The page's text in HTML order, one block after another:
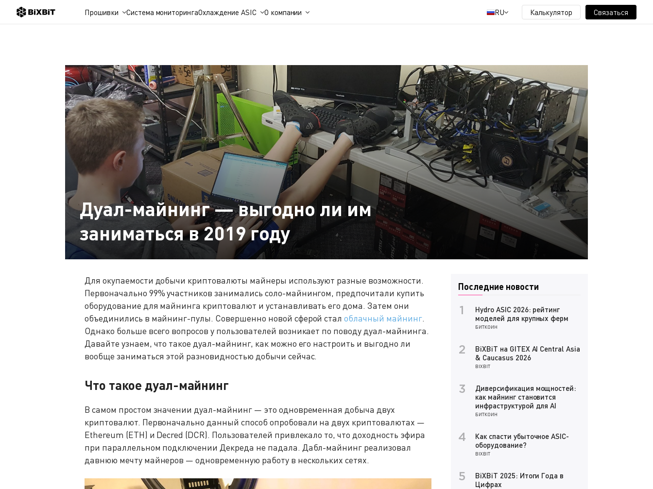
Прошивки Система мониторингаОхлаждение ASIC О компании RU Калькулятор Связаться
Дуал-майнинг — выгодно ли им
заниматься в 2019 году
Для окупаемости добычи криптовалюты майнеры используют разные возможности.
Первоначально 99% участников занимались соло-майнингом, предпочитали купить
оборудование для майнинга криптовалют и устанавливать его дома. Затем они
объединились в майнинг-пулы. Совершенно новой сферой сталоблачный майнинг.
Однако больше всего вопросов у пользователей возникает по поводу дуал-майнинга.
Давайте узнаем, что такое дуал-майнинг, как можно его настроить и выгодно ли
вообще заниматься этой разновидностью добычи сейчас.
Что такое дуал-майнинг
В самом простом значении дуал-майнинг — это одновременная добыча двух
криптовалют. Первоначально данный способ опробовали на двух криптовалютах —
Ethereum (ETH) и Decred (DCR). Пользователей привлекало то, что доходность эфира
при параллельном подключении Декреда не падала. Дабл-майнинг реализовал
давнюю мечту майнеров — одновременную работу в нескольких сетях.
Последние новости
1
Hydro ASIC 2026: рейтинг
моделей для крупных ферм
БИТКОИН
2
BiXBiT на GITEX AI Central Asia
& Caucasus 2026
BIXBIT
3
Диверсификация мощностей:
как майнинг становится
инфраструктурой для AI
БИТКОИН
4
Как спасти убыточное ASIC-
оборудование?
BIXBIT
5
BiXBiT 2025: Итоги Года в
Цифрах